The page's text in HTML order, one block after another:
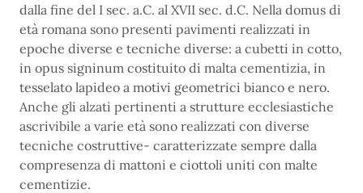
dalla fine del I sec. a.C. al XVII sec. d.C. Nella domus di
età romana sono presenti pavimenti realizzati in
epoche diverse e tecniche diverse: a cubetti in cotto,
in opus signinum costituito di malta cementizia, in
tesselato lapideo a motivi geometrici bianco e nero.
Anche gli alzati pertinenti a strutture ecclesiastiche
ascrivibile a varie età sono realizzati con diverse
tecniche costruttive- caratterizzate sempre dalla
compresenza di mattoni e ciottoli uniti con malte
cementizie.